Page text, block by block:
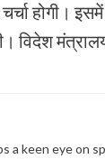
होगी।
विदेश
a keen eye on